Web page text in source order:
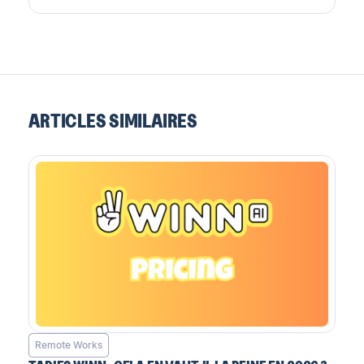
ARTICLES SIMILAIRES
Remote Works